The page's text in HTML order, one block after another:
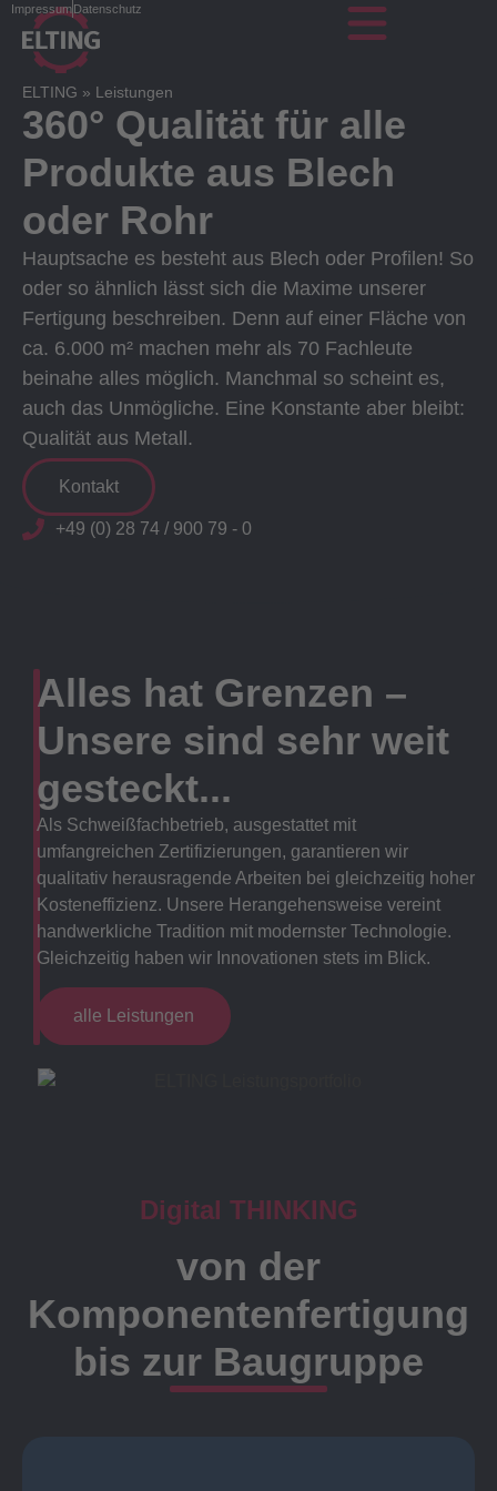
ImpressumDatenschutz
ELTING » Leistungen
360° Qualität für alle
Produkte aus Blech
oder Rohr
Hauptsache es besteht aus Blech oder Profilen! So
oder so ähnlich lässt sich die Maxime unserer
Fertigung beschreiben. Denn auf einer Fläche von
ca. 6.000 m² machen mehr als 70 Fachleute
beinahe alles möglich. Manchmal so scheint es,
auch das Unmögliche. Eine Konstante aber bleibt:
Qualität aus Metall.
Kontakt
+49 (0) 28 74 / 900 79 - 0
Alles hat Grenzen –
Unsere sind sehr weit
gesteckt...
Als Schweißfachbetrieb, ausgestattet mit
umfangreichen Zertifizierungen, garantieren wir
qualitativ herausragende Arbeiten bei gleichzeitig hoher
Kosteneffizienz. Unsere Herangehensweise vereint
handwerkliche Tradition mit modernster Technologie.
Gleichzeitig haben wir Innovationen stets im Blick.
alle Leistungen
Digital THINKING
von der
Komponentenfertigung
bis zur Baugruppe